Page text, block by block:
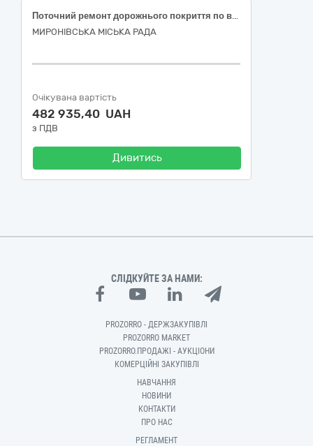
Поточний ремонт дорожнього покриття по вулиці Пироженка (окремими ділянками) в м. Миронівка Обухівського району Київської області
МИРОНІВСЬКА МІСЬКА РАДА
Очікувана вартість
482 935,40 UAH
з ПДВ
Дивитись
СЛІДКУЙТЕ ЗА НАМИ:
PROZORRO - ДЕРЖЗАКУПІВЛІ
PROZORRO MARKET
PROZORRO.ПРОДАЖІ - АУКЦІОНИ
КОМЕРЦІЙНІ ЗАКУПІВЛІ
НАВЧАННЯ
НОВИНИ
КОНТАКТИ
ПРО НАС
РЕГЛАМЕНТ